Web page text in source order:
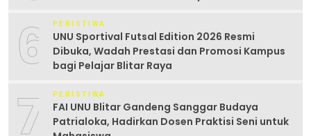
6 PERISTIWA
UNU Sportival Futsal Edition 2026 Resmi
Dibuka, Wadah Prestasi dan Promosi Kampus
bagi Pelajar Blitar Raya
7 PERISTIWA
FAI UNU Blitar Gandeng Sanggar Budaya
Patrialoka, Hadirkan Dosen Praktisi Seni untuk